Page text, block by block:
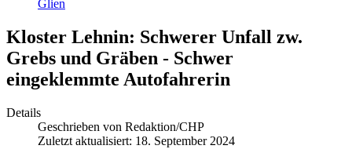
Glien
Kloster Lehnin: Schwerer Unfall zw.
Grebs und Gräben - Schwer
eingeklemmte Autofahrerin
Details
Geschrieben von Redaktion/CHP
Zuletzt aktualisiert: 18. September 2024